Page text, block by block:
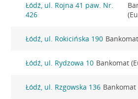
Łódź, ul. Rojna 41 paw. Nr.
426
Łódź, ul. Rokicińska 190
Łódź, ul. Rydzowa 10 Bankomat
Łódź, ul. Rzgowska 136